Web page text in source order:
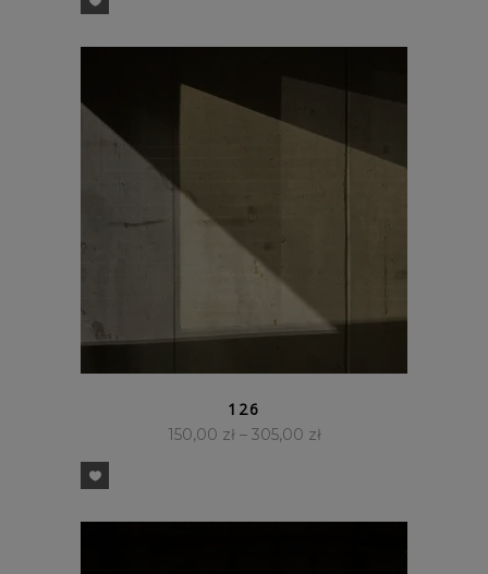
126
150,00 zł – 305,00 zł